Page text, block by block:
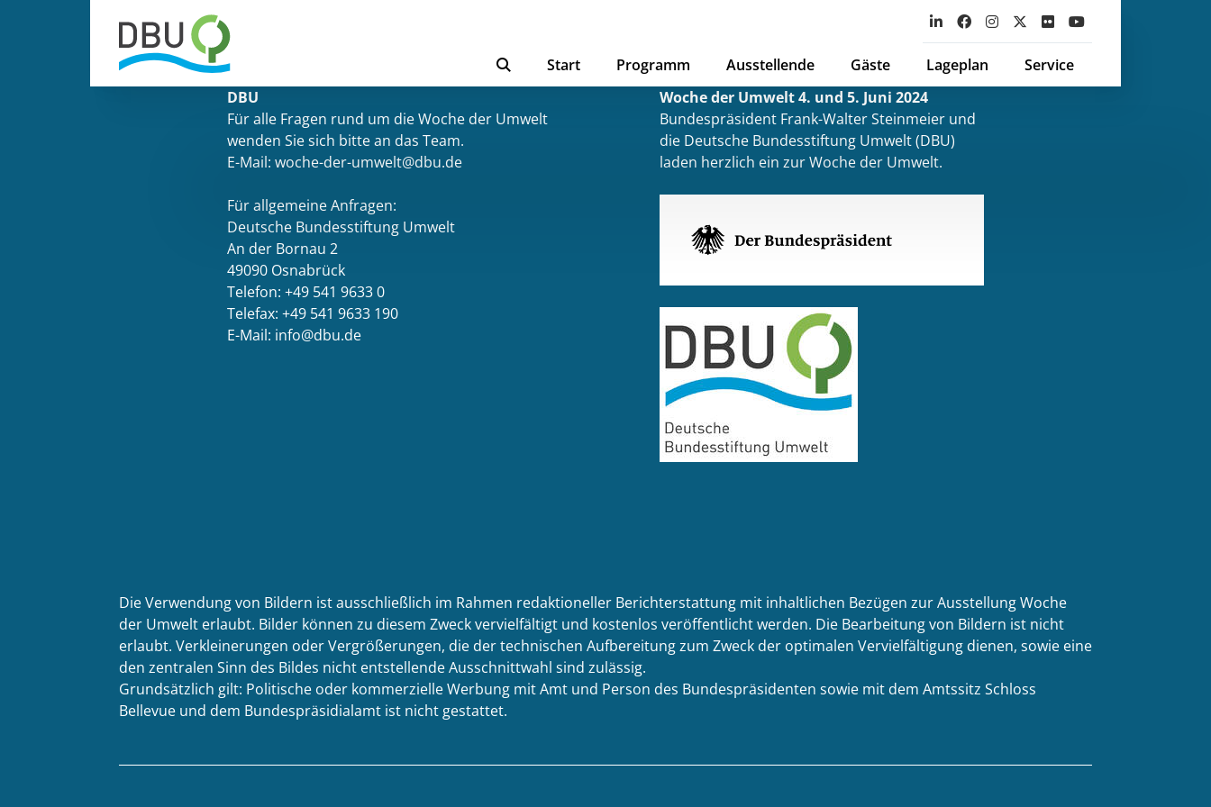
Start Programm Ausstellende Gäste Lageplan
Service
DBU
Für alle Fragen rund um die Woche der Umwelt
wenden Sie sich bitte an das Team.
E-Mail: woche-der-umwelt@dbu.de
Für allgemeine Anfragen:
Deutsche Bundesstiftung Umwelt
An der Bornau 2
49090 Osnabrück
Telefon: +49 541 9633 0
Telefax: +49 541 9633 190
E-Mail: info@dbu.de
Woche der Umwelt 4. und 5. Juni 2024
Bundespräsident Frank-Walter Steinmeier und
die Deutsche Bundesstiftung Umwelt (DBU)
laden herzlich ein zur Woche der Umwelt.
Die Verwendung von Bildern ist ausschließlich im Rahmen redaktioneller Berichterstattung mit inhaltlichen Bezügen zur Ausstellung Woche
der Umwelt erlaubt. Bilder können zu diesem Zweck vervielfältigt und kostenlos veröffentlicht werden. Die Bearbeitung von Bildern ist nicht
erlaubt. Verkleinerungen oder Vergrößerungen, die der technischen Aufbereitung zum Zweck der optimalen Vervielfältigung dienen, sowie eine
den zentralen Sinn des Bildes nicht entstellende Ausschnittwahl sind zulässig.
Grundsätzlich gilt: Politische oder kommerzielle Werbung mit Amt und Person des Bundespräsidenten sowie mit dem Amtssitz Schloss
Bellevue und dem Bundespräsidialamt ist nicht gestattet.